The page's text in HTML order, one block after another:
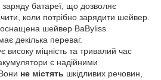
батареї, що дозволяє
коли потрібно зарядити шейвер.
шейвер BaByliss
декілька переваг.
високу міцність та тривалий час
є надійними
не містять шкідливих речовин,